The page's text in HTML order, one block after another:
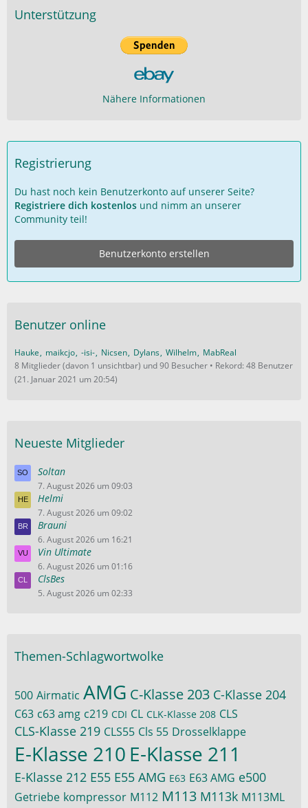
Unterstützung
Nähere Informationen
Registrierung
Du hast noch kein Benutzerkonto auf unserer Seite?
Registriere dich kostenlos und nimm an unserer
Community teil!
Benutzerkonto erstellen
Benutzer online
Hauke maikcjo -isi- Nicsen Dylans Wilhelm MabReal
8 Mitglieder (davon 1 unsichtbar) und 90 Besucher
Rekord: 48 Benutzer
(21. Januar 2021 um 20:54)
Neueste Mitglieder
Soltan
7. August 2026 um 09:03
Helmi
7. August 2026 um 09:02
Brauni
6. August 2026 um 16:21
Vin Ultimate
6. August 2026 um 01:16
ClsBes
5. August 2026 um 02:33
Themen-Schlagwortwolke
500 Airmatic AMG C-Klasse 203 C-Klasse 204
C63 c63 amg c219 CDI CL CLK-Klasse 208 CLS
CLS-Klasse 219 CLS55 Cls 55 Drosselklappe
E-Klasse 210 E-Klasse 211
E-Klasse 212 E55 E55 AMG E63 E63 AMG e500
Getriebe kompressor M112 M113 M113k M113ML